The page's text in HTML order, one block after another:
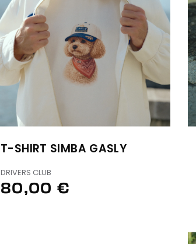
T-SHIRT SIMBA GASLY
DRIVERS CLUB
80,00 €